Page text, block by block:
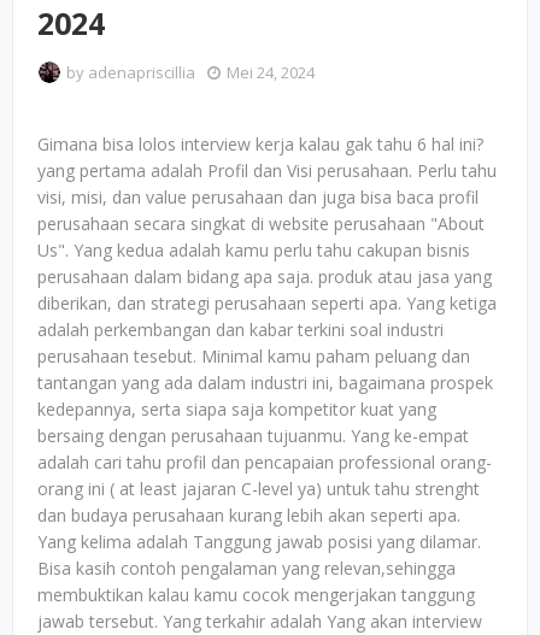
2024
by adenapriscillia Mei 24, 2024
Gimana bisa lolos interview kerja kalau gak tahu 6 hal ini?
yang pertama adalah Profil dan Visi perusahaan. Perlu tahu
visi, misi, dan value perusahaan dan juga bisa baca profil
perusahaan secara singkat di website perusahaan "About
Us". Yang kedua adalah kamu perlu tahu cakupan bisnis
perusahaan dalam bidang apa saja. produk atau jasa yang
diberikan, dan strategi perusahaan seperti apa. Yang ketiga
adalah perkembangan dan kabar terkini soal industri
perusahaan tesebut. Minimal kamu paham peluang dan
tantangan yang ada dalam industri ini, bagaimana prospek
kedepannya, serta siapa saja kompetitor kuat yang
bersaing dengan perusahaan tujuanmu. Yang ke-empat
adalah cari tahu profil dan pencapaian professional orang-
orang ini ( at least jajaran C-level ya) untuk tahu strenght
dan budaya perusahaan kurang lebih akan seperti apa.
Yang kelima adalah Tanggung jawab posisi yang dilamar.
Bisa kasih contoh pengalaman yang relevan,sehingga
membuktikan kalau kamu cocok mengerjakan tanggung
jawab tersebut. Yang terkahir adalah Yang akan interview